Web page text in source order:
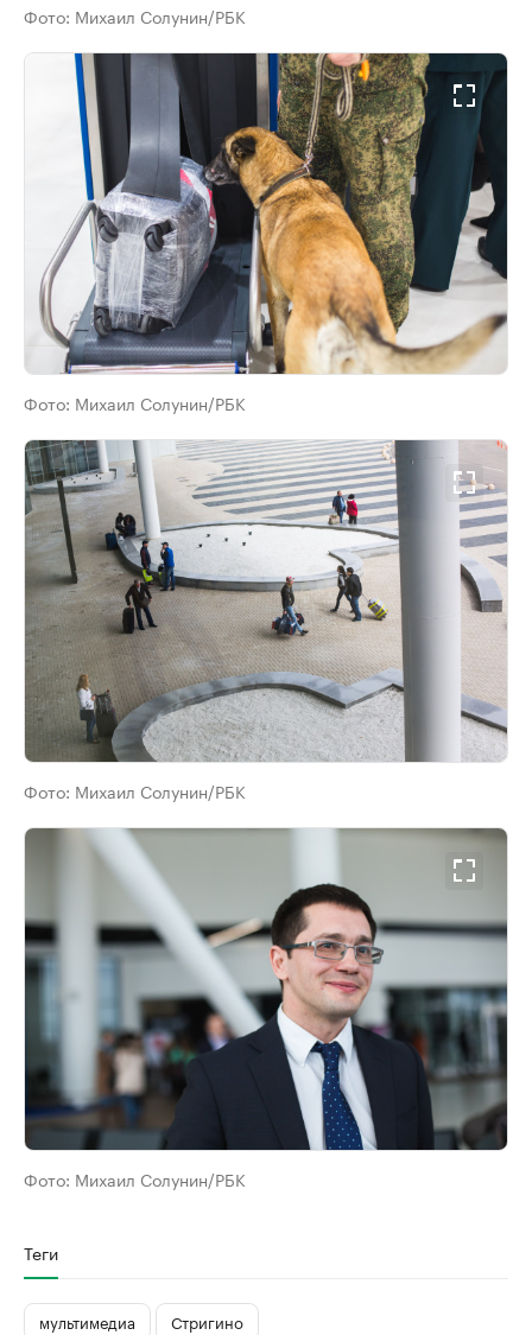
Фото: Михаил Солунин/РБК
Фото: Михаил Солунин/РБК
Фото: Михаил Солунин/РБК
Фото: Михаил Солунин/РБК
Теги
мультимедиа
Стригино